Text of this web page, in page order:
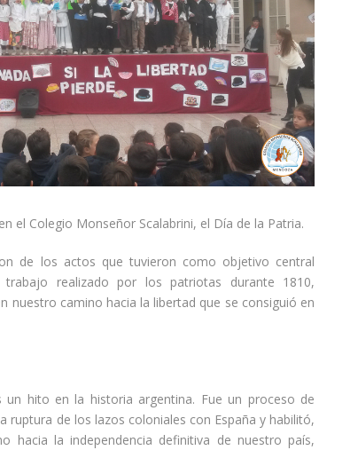
el Colegio Monseñor Scalabrini, el Día de la Patria.
de los actos que tuvieron como objetivo central
realizado por los patriotas durante 1810,
nuestro camino hacia la libertad que se consiguió en
hito en la historia argentina. Fue un proceso de
ruptura de los lazos coloniales con España y habilitó,
hacia la independencia definitiva de nuestro país,